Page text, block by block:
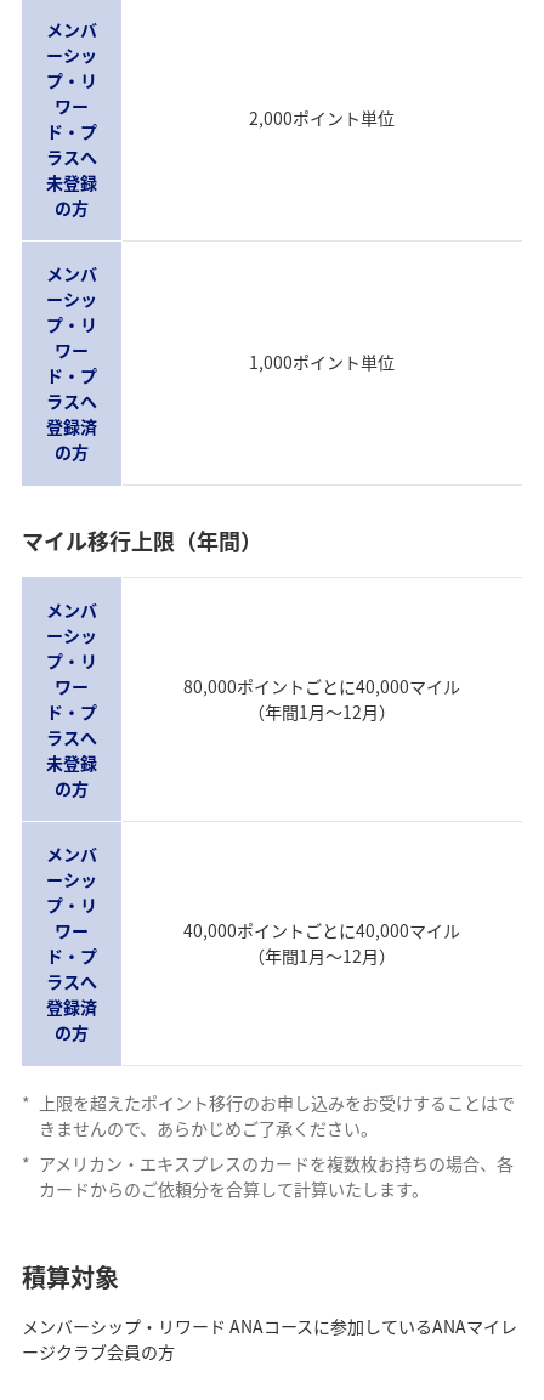
メンバ
ーシッ
プ・リ
ワー
ド・プ
ラスへ
未登録
の方
2,000ポイント単位
メンバ
ーシッ
プ・リ
ワー
ド・プ
ラスへ
登録済
の方
1,000ポイント単位
マイル移行上限（年間）
メンバ
ーシッ
プ・リ
ワー
ド・プ
ラスへ
未登録
の方
80,000ポイントごとに40,000マイル
（年間1月～12月）
メンバ
ーシッ
プ・リ
ワー
ド・プ
ラスへ
登録済
の方
40,000ポイントごとに40,000マイル
（年間1月～12月）
*
上限を超えたポイント移行のお申し込みをお受けすることはで
きませんので、あらかじめご了承ください。
* アメリカン・エキスプレスのカードを複数枚お持ちの場合、各
カードからのご依頼分を合算して計算いたします。
積算対象
メンバーシップ・リワード ANAコースに参加しているANAマイレ
ージクラブ会員の方